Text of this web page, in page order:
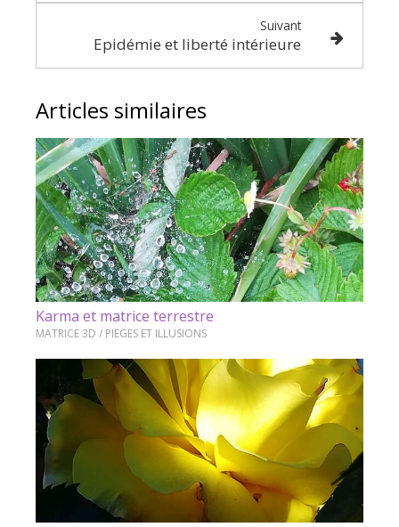
Suivant
Epidémie et liberté intérieure
Articles similaires
Karma et matrice terrestre
MATRICE 3D / PIEGES ET ILLUSIONS